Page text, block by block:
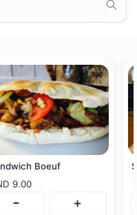
Boeuf
9.00
- +